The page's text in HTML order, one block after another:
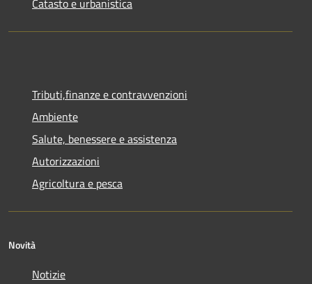
Catasto e urbanistica
Tributi,finanze e contravvenzioni
Ambiente
Salute, benessere e assistenza
Autorizzazioni
Agricoltura e pesca
Novità
Notizie